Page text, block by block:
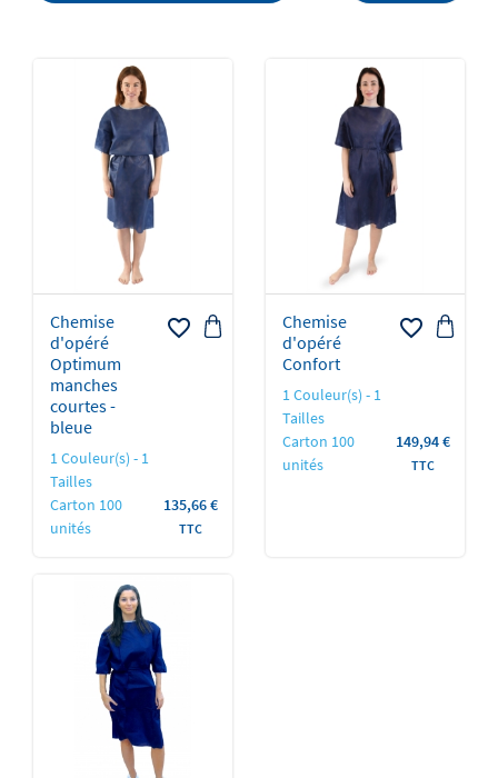
Chemise
d'opéré
Optimum
manches
courtes -
bleue
1 Couleur(s) - 1
Tailles
Carton 100
unités
favorite_border
Prix
135,66 €
TTC
Chemise
d'opéré
Confort
1 Couleur(s) - 1
Tailles
Carton 100
unités
favorite_border
Prix
149,94 €
TTC